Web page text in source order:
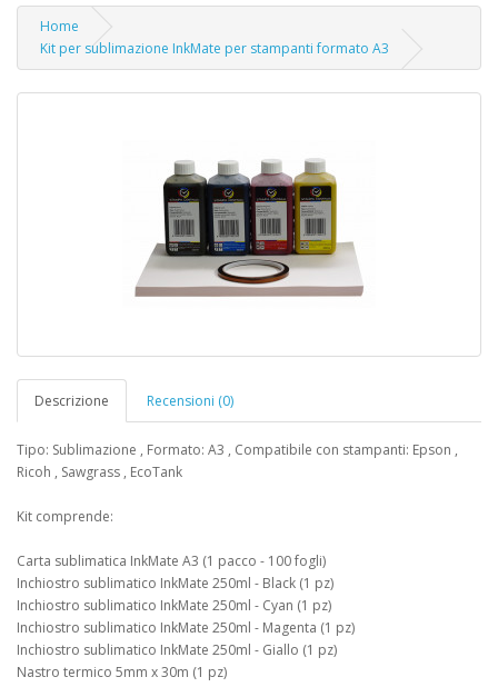
Home
Kit per sublimazione InkMate per stampanti formato A3
Descrizione Recensioni (0)
Tipo: Sublimazione , Formato: A3 , Compatibile con stampanti: Epson ,
Ricoh , Sawgrass , EcoTank
Kit comprende:
Carta sublimatica InkMate A3 (1 pacco - 100 fogli)
Inchiostro sublimatico InkMate 250ml - Black (1 pz)
Inchiostro sublimatico InkMate 250ml - Cyan (1 pz)
Inchiostro sublimatico InkMate 250ml - Magenta (1 pz)
Inchiostro sublimatico InkMate 250ml - Giallo (1 pz)
Nastro termico 5mm x 30m (1 pz)